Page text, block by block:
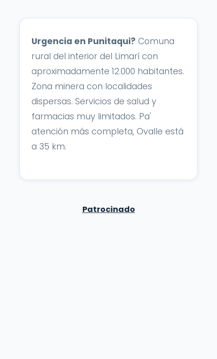
Urgencia en Punitaqui? Comuna
rural del interior del Limarí con
aproximadamente 12.000 habitantes.
Zona minera con localidades
dispersas. Servicios de salud y
farmacias muy limitados. Pa'
atención más completa, Ovalle está
a 35 km.